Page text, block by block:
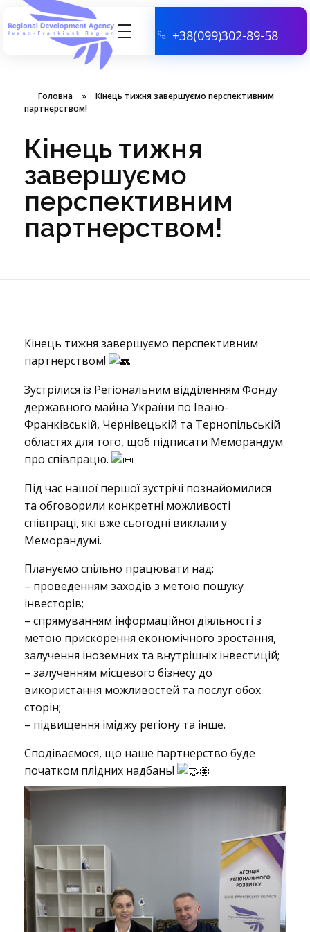
+38(099)302-89-58
Головна »
Кінець тижня завершуємо перспективним
партнерством!
Кінець тижня
завершуємо
перспективним
партнерством!
К
і
н
е
ц
ь
т
и
ж
н
я
з
Кінець тижня завершуємо перспективним
партнерством!
Зустрілися із Регіональним відділенням Фонду
державного майна України по Івано-
Франківській, Чернівецькій та Тернопільській
областях для того, щоб підписати Меморандум
про співпрацю.
Під час нашої першої зустрічі познайомилися
та обговорили конкретні можливості
співпраці, які вже сьогодні виклали у
Меморандумі.
Плануємо спільно працювати над:
– проведенням заходів з метою пошуку
інвесторів;
– спрямуванням інформаційної діяльності з
метою прискорення економічного зростання,
залучення іноземних та внутрішніх інвестицій;
– залученням місцевого бізнесу до
використання можливостей та послуг обох
сторін;
– підвищення іміджу регіону та інше.
Сподіваємося, що наше партнерство буде
початком плідних надбань!